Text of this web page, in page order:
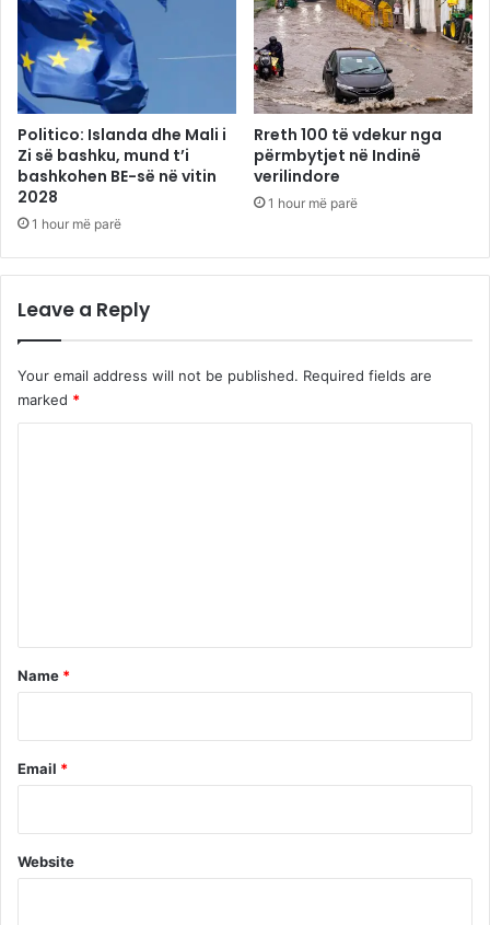
Politico: Islanda dhe Mali i
Zi së bashku, mund t’i
bashkohen BE-së në vitin
2028
1 hour më parë
Rreth 100 të vdekur nga
përmbytjet në Indinë
verilindore
1 hour më parë
Leave a Reply
Your email address will not be published. Required fields are
marked *
*
Name *
Email *
Website